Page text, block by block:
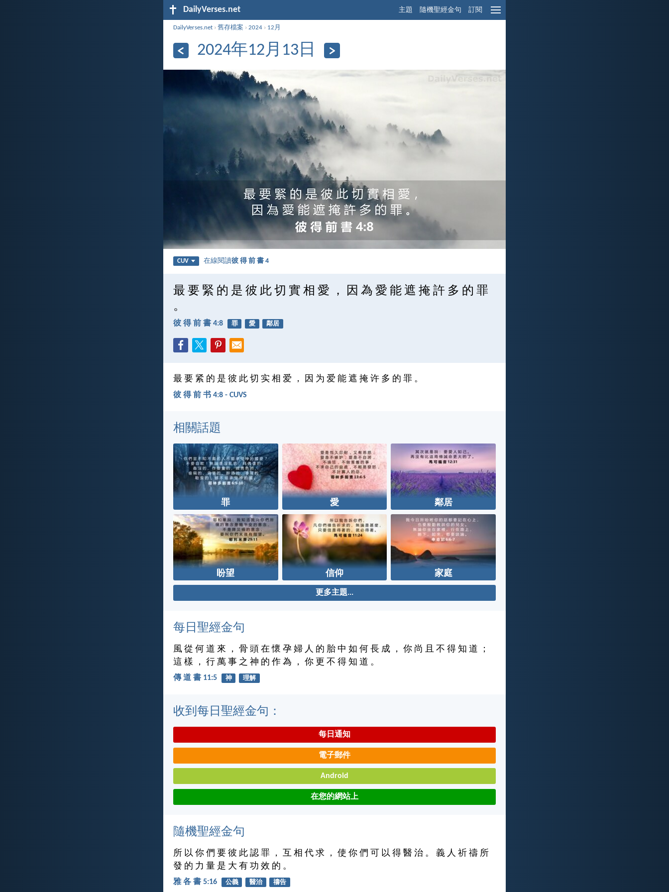
DailyVerses.net 主題 隨機聖經金句 訂閱
DailyVerses.net ›舊存檔案 ›2024 › 12月
2024年12月13日
CUV 在線閱讀彼 得 前 書 4
最 要 緊 的 是 彼 此 切 實 相 愛 ， 因 為 愛 能 遮 掩 許 多 的 罪
。
彼 得 前 書 4:8 罪 愛 鄰居
最 要 紧 的 是 彼 此 切 实 相 爱 ， 因 为 爱 能 遮 掩 许 多 的 罪 。
彼 得 前 书 4:8 - CUVS
相關話題
罪 愛 鄰居
盼望 信仰 家庭
更多主題...
每日聖經金句
風 從 何 道 來 ， 骨 頭 在 懷 孕 婦 人 的 胎 中 如 何 長 成 ， 你 尚 且 不 得 知 道 ；
這 樣 ， 行 萬 事 之 神 的 作 為 ， 你 更 不 得 知 道 。
傳 道 書 11:5 神 理解
收到每日聖經金句：
每日通知
電子郵件
Android
在您的網站上
隨機聖經金句
所 以 你 們 要 彼 此 認 罪 ， 互 相 代 求 ， 使 你 們 可 以 得 醫 治 。 義 人 祈 禱 所
發 的 力 量 是 大 有 功 效 的 。
雅 各 書 5:16 公義 醫治 禱告